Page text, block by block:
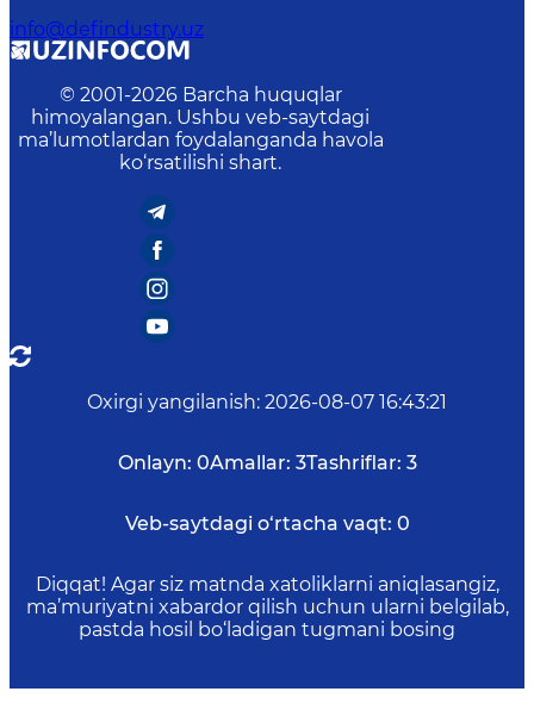
info@defindustry.uz
© 2001-2026 Barcha huquqlar
himoyalangan. Ushbu veb-saytdagi
ma’lumotlardan foydalanganda havola
ko‘rsatilishi shart.
Oxirgi yangilanish: 2026-08-07 16:43:21
Onlayn: 0Amallar: 3Tashriflar: 3
Veb-saytdagi o‘rtacha vaqt: 0
Diqqat! Agar siz matnda xatoliklarni aniqlasangiz,
ma’muriyatni xabardor qilish uchun ularni belgilab,
pastda hosil bo‘ladigan tugmani bosing